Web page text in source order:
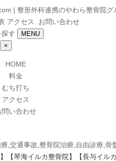
アクセス
お問い合わせ
探す
MENU
×
HOME
料金
むち打ち
アクセス
問い合わせ
交通事故 整骨院治療 自由診療 骨
【琴海イルカ整骨院】【長与イル